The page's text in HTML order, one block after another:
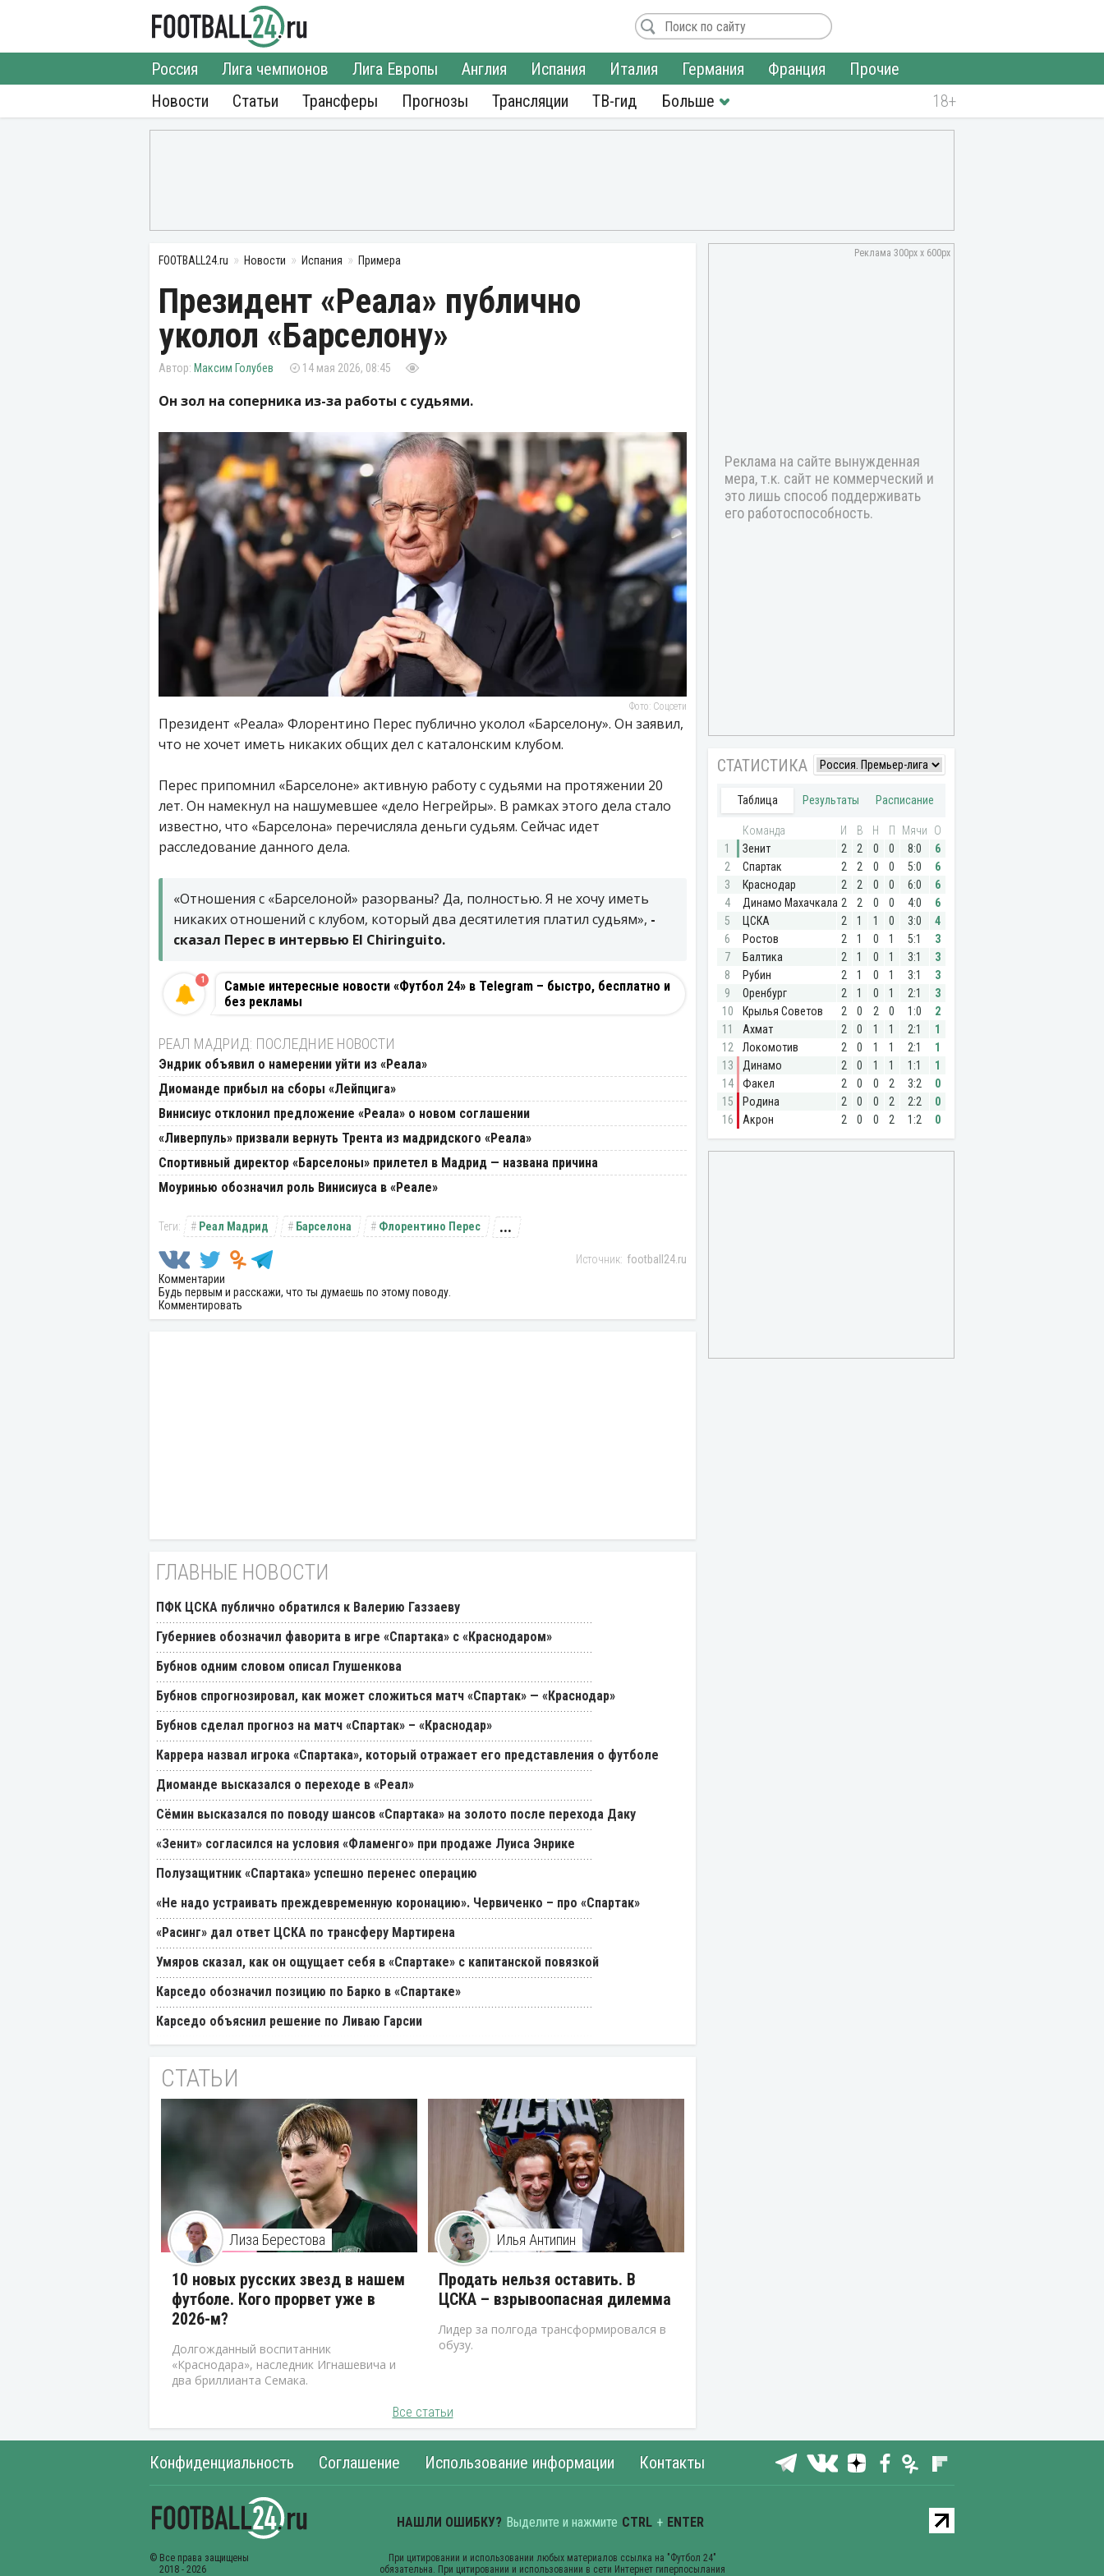
Новости
Россия Лига чемпионов Лига Европы Англия Испания Италия Германия Франция
Прочие
Статьи
Трансферы Прогнозы Трансляции ТВ-гид
FOOTBALL24.ru Новости Испания Примера
Президент «Реала» публично
уколол «Барселону»
Максим Голубев 14 мая 2026, 08:45
Он зол на соперника из-за работы с судьями.
Фото: Соцсети
Президент «Реала» Флорентино Перес публично уколол «Барселону». Он заявил,
что не хочет иметь никаких общих дел с каталонским клубом.
Перес припомнил «Барселоне» активную работу с судьями на протяжении 20
лет. Он намекнул на нашумевшее «дело Негрейры». В рамках этого дела стало
известно, что «Барселона» перечисляла деньги судьям. Сейчас идет
расследование данного дела.
«Отношения с «Барселоной» разорваны? Да, полностью. Я не хочу иметь
никаких отношений с клубом, который два десятилетия платил судьям», -
сказал Перес в интервью El Chiringuito.
Самые интересные новости «Футбол 24» в Telegram – быстро, бесплатно и
без рекламы
1
РЕАЛ МАДРИД: ПОСЛЕДНИЕ НОВОСТИ
Эндрик объявил о намерении уйти из «Реала»
Диоманде прибыл на сборы «Лейпцига»
Винисиус отклонил предложение «Реала» о новом соглашении
«Ливерпуль» призвали вернуть Трента из мадридского «Реала»
Спортивный директор «Барселоны» прилетел в Мадрид — названа причина
Моуринью обозначил роль Винисиуса в «Реале»
Реал Мадрид Барселона Флорентино Перес ...
football24.ru
Комментарии
Будь первым и расскажи, что ты думаешь по этому поводу.
Комментировать
ГЛАВНЫЕ НОВОСТИ
ПФК ЦСКА публично обратился к Валерию Газзаеву
Губерниев обозначил фаворита в игре «Спартака» с «Краснодаром»
Бубнов одним словом описал Глушенкова
Бубнов спрогнозировал, как может сложиться матч «Спартак» — «Краснодар»
Бубнов сделал прогноз на матч «Спартак» – «Краснодар»
Каррера назвал игрока «Спартака», который отражает его представления о футболе
Диоманде высказался о переходе в «Реал»
Cёмин высказался по поводу шансов «Спартака» на золото после перехода Даку
«Зенит» согласился на условия «Фламенго» при продаже Луиса Энрике
Полузащитник «Спартака» успешно перенес операцию
«Не надо устраивать преждевременную коронацию». Червиченко – про «Спартак»
«Расинг» дал ответ ЦСКА по трансферу Мартирена
Умяров сказал, как он ощущает себя в «Спартаке» с капитанской повязкой
Карседо обозначил позицию по Барко в «Спартаке»
Карседо объяснил решение по Ливаю Гарсии
СТАТЬИ
Лиза Берестова
10 новых русских звезд в нашем
футболе. Кого прорвет уже в
2026-м?
Долгожданный воспитанник
«Краснодара», наследник Игнашевича и
два бриллианта Семака.
Илья Антипин
Продать нельзя оставить. В
ЦСКА – взрывоопасная дилемма
Лидер за полгода трансформировался в
обузу.
Все статьи
Конфиденциальность Соглашение Использование информации Контакты